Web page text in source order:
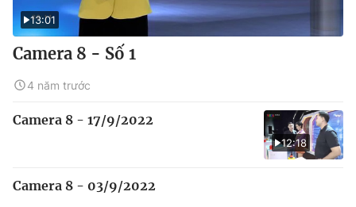
13:01
Camera 8 - Số 1
4 năm trước
12:18
Camera 8 - 17/9/2022
Camera 8 - 03/9/2022